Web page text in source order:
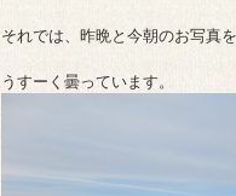
それでは、昨晩と今朝のお写真
うすーく曇っています。